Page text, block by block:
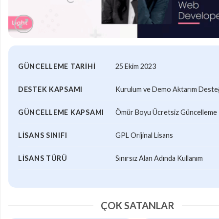
GÜNCELLEME TARIHI 25 Ekim 2023
DESTEK KAPSAMI Kurulum ve Demo Aktarım
GÜNCELLEME KAPSAMI Ömür Boyu Ücretsiz Güncelleme
LISANS SINIFI GPL Orijinal Lisans
LISANS TÜRÜ Sınırsız Alan Adında Kullanım
ÇOK SATANLAR